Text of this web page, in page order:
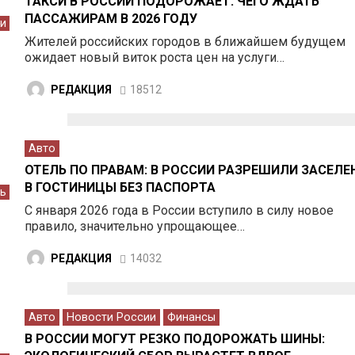
ПАССАЖИРАМ В 2026 ГОДУ
Жителей российских городов в ближайшем будущем
ожидает новый виток роста цен на услуги…
РЕДАКЦИЯ 18512
Авто
ОТЕЛЬ ПО ПРАВАМ: В РОССИИ РАЗРЕШИЛИ
В ГОСТИНИЦЫ БЕЗ ПАСПОРТА
С января 2026 года в России вступило в силу новое
правило, значительно упрощающее…
РЕДАКЦИЯ 14032
Авто Новости России Финансы
В РОССИИ МОГУТ РЕЗКО ПОДОРОЖАТЬ ШИНЫ: